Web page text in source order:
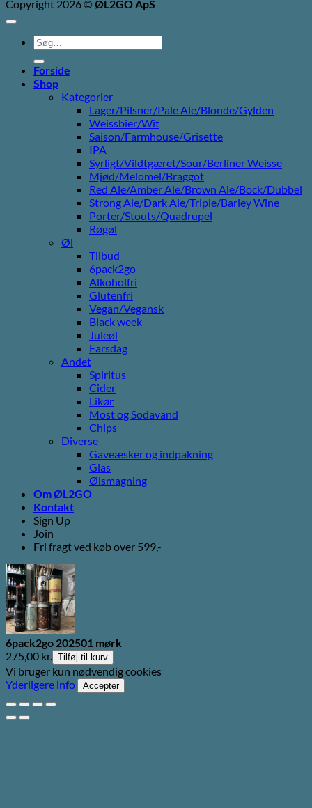
Copyright 2026 ©ØL2GO ApS
Søg
efter:
Forside
Shop
Kategorier
Lager/Pilsner/Pale Ale/Blonde/Gylden
Weissbier/Wit
Saison/Farmhouse/Grisette
IPA
Syrligt/Vildtgæret/Sour/Berliner Weisse
Mjød/Melomel/Braggot
Red Ale/Amber Ale/Brown Ale/Bock/Dubbel
Strong Ale/Dark Ale/Triple/Barley Wine
Porter/Stouts/Quadrupel
Røgøl
Øl
Tilbud
6pack2go
Alkoholfri
Glutenfri
Vegan/Vegansk
Black week
Juleøl
Farsdag
Andet
Spiritus
Cider
Likør
Most og Sodavand
Chips
Diverse
Gaveæsker og indpakning
Glas
Ølsmagning
Om ØL2GO
Kontakt
Sign Up
Join
Fri fragt ved køb over 599,-
6pack2go 202501 mørk
275,00 kr. Tilføj til kurv
Vi bruger kun nødvendig cookies
Yderligere info
Accepter